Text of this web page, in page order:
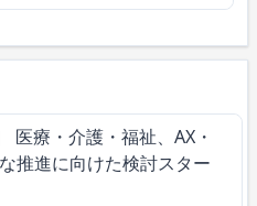
医療・介護・福祉、AX・
推進に向けた検討スター